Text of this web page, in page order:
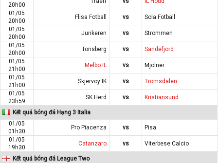
20h00
01/05
20h00
Flisa Fotball vs
Sola Fotball
01/05
20h00
Junkeren vs
Strommen
01/05
20h00
Tonsberg vs
Sandefjord
01/05
21h00
Melbo IL vs
Mjolner
01/05
21h00
Skjervoy IK vs
Tromsdalen
01/05
23h59
SK Herd vs Kristiansund
Kết quả bóng đá Hạng 3 Italia
01/05
01h30
Pro Piacenza vs
Pisa
01/05
19h30
Catanzaro vs Viterbese Calcio
Kết quả bóng đá League Two